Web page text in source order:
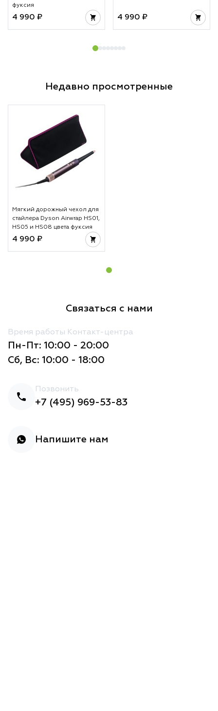
фуксия
4 990 ₽ 4 990 ₽
Недавно просмотренные
Мягкий дорожный чехол для
стайлера Dyson Airwrap HS01,
HS05 и HS08 цвета фуксия
4 990 ₽
Связаться с нами
Время работы Контакт-центра
Пн-Пт: 10:00 - 20:00
Сб, Вс: 10:00 - 18:00
Позвонить
+7 (495) 969-53-83
Напишите нам